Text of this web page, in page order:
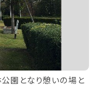
園となり憩いの場と